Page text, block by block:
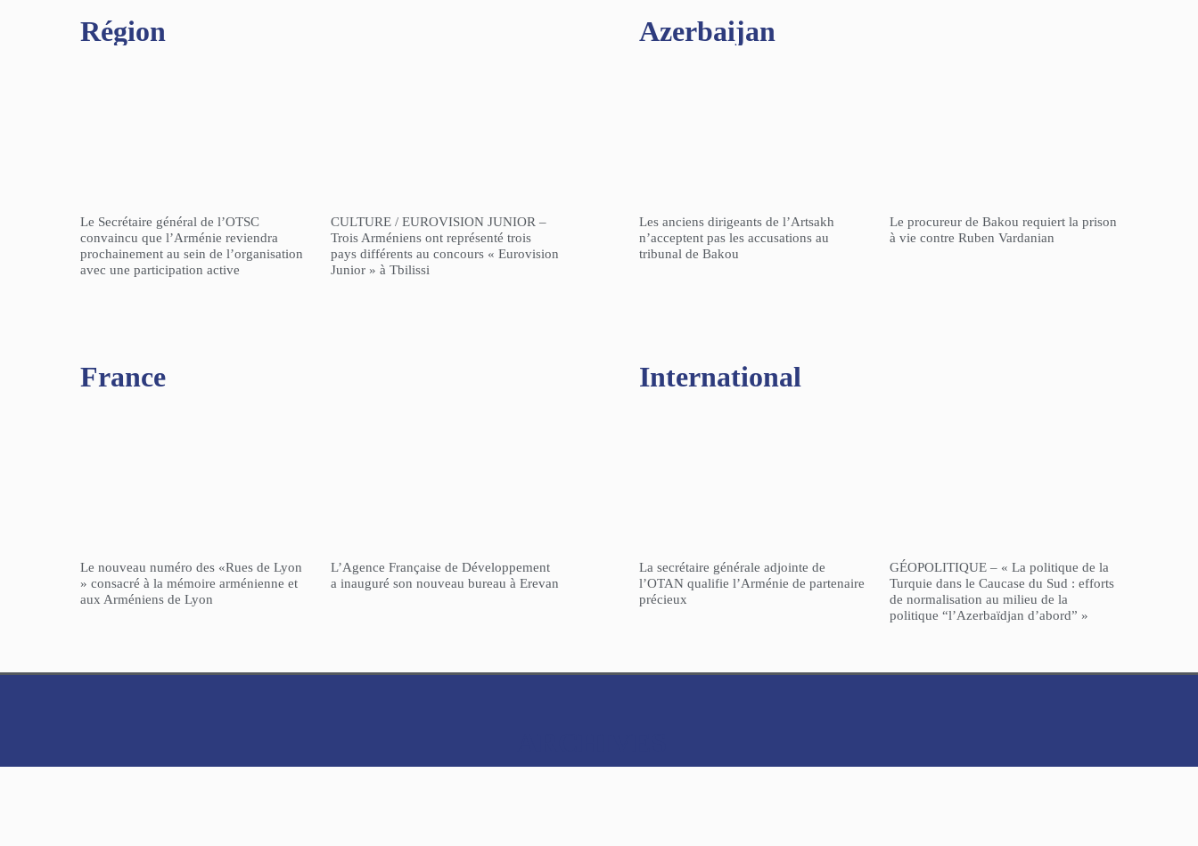
Région​
Le Secrétaire général de l’OTSC
convaincu que l’Arménie reviendra
prochainement au sein de l’organisation
avec une participation active
CULTURE / EUROVISION JUNIOR –
Trois Arméniens ont représenté trois
pays différents au concours « Eurovision
Junior » à Tbilissi
Azerbaijan
Les anciens dirigeants de l’Artsakh
n’acceptent pas les accusations au
tribunal de Bakou
Le procureur de Bakou requiert la prison
à vie contre Ruben Vardanian
France
Le nouveau numéro des «Rues de Lyon
» consacré à la mémoire arménienne et
aux Arméniens de Lyon
L’Agence Française de Développement
a inauguré son nouveau bureau à Erevan
International
La secrétaire générale adjointe de
l’OTAN qualifie l’Arménie de partenaire
précieux
GÉOPOLITIQUE – « La politique de la
Turquie dans le Caucase du Sud : efforts
de normalisation au milieu de la
politique “l’Azerbaïdjan d’abord” »